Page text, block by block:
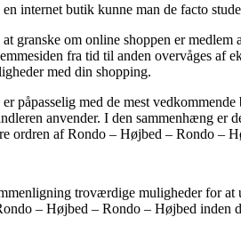
internet butik kunne man de facto
granske om online shoppen er
fra tid til anden overvåges af
med din shopping.
påpasselig med de mest
anvender. I den sammenhæng er
ordren af Rondo – Højbed – Rondo –
troværdige muligheder for
– Højbed – Rondo – Højbed inden